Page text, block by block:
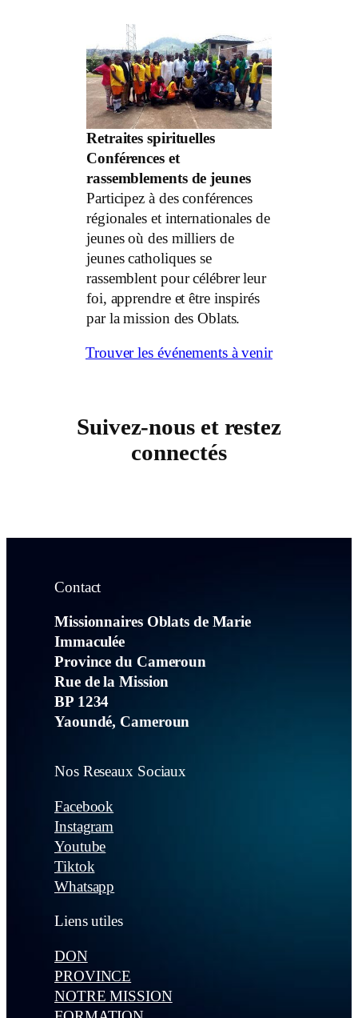
Retraites spirituelles
Conférences et
rassemblements de jeunes
Participez à des conférences
régionales et internationales de
jeunes où des milliers de
jeunes catholiques se
rassemblent pour célébrer leur
foi, apprendre et être inspirés
par la mission des Oblats.
Trouver les événements à venir
Suivez-nous et restez
connectés
Contact
Missionnaires Oblats de Marie
Immaculée
Province du Cameroun
Rue de la Mission
BP 1234
Yaoundé, Cameroun
Nos Reseaux Sociaux
Facebook
Instagram
Youtube
Tiktok
Whatsapp
Liens utiles
DON
PROVINCE
NOTRE MISSION